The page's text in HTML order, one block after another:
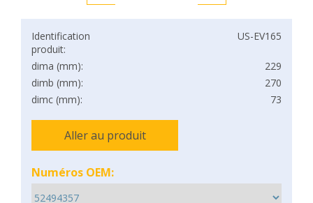
Identification
produit:
US-EV165
dima (mm):
229
dimb (mm):
270
dimc (mm):
73
Aller au produit
Numéros OEM: